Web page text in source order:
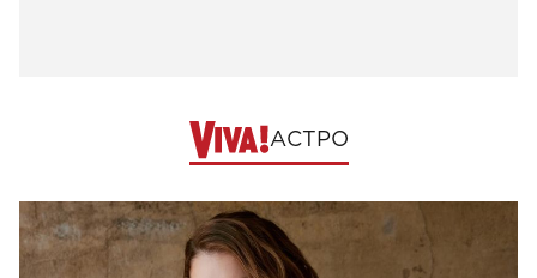
АСТРО